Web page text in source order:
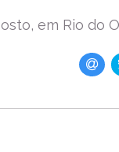
em Rio do